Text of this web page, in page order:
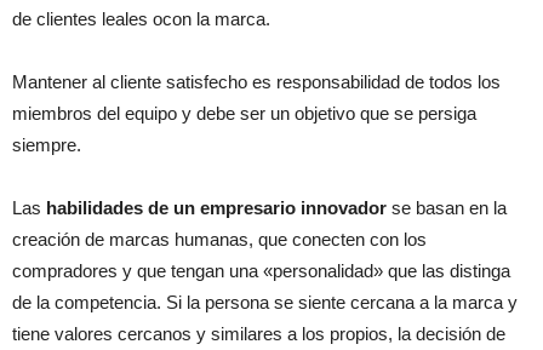
de clientes leales ocon la marca.
Mantener al cliente satisfecho es responsabilidad de todos los
miembros del equipo y debe ser un objetivo que se persiga
siempre.
Las habilidades de un empresario innovador se basan en la
creación de marcas humanas, que conecten con los
compradores y que tengan una «personalidad» que las distinga
de la competencia. Si la persona se siente cercana a la marca y
tiene valores cercanos y similares a los propios, la decisión de